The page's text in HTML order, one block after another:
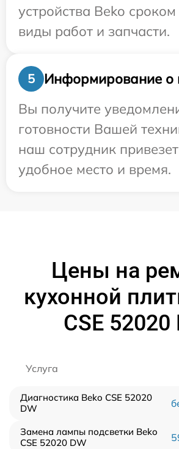
устройства Beko
виды работ и запчасти.
5
Информирование о
Вы получите
готовности Вашей
наш сотрудник
удобное место и время.
Цены на
кухонной
CSE 52020
Услуга
Диагностика Beko CSE 52020
DW
Замена лампы подсветки Beko
CSE 52020 DW